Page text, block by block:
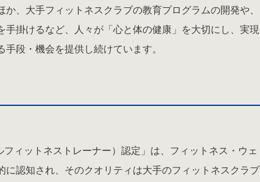
か、大手フィットネスクラブの教育プログラムの開発や、
手掛けるなど、人々が「心と体の健康」を大切にし、実現
段・機会を提供し続けています。
フィットネストレーナー）認定」は、フィットネス・ウェ
に認知され、そのクオリティは大手のフィットネスクラブ